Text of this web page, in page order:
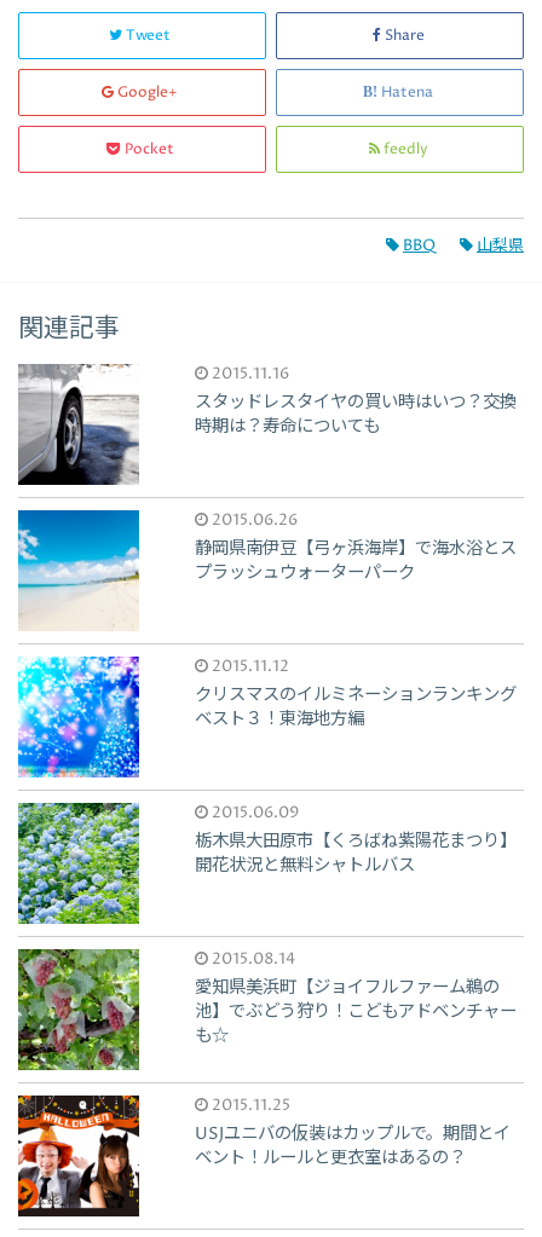
Tweet Share
Google+ Hatena
Pocket feedly
BBQ 山梨県
関連記事
2015.11.16
スタッドレスタイヤの買い時はいつ？交換
時期は？寿命についても
2015.06.26
静岡県南伊豆【弓ヶ浜海岸】で海水浴とス
プラッシュウォーターパーク
2015.11.12
クリスマスのイルミネーションランキング
ベスト３！東海地方編
2015.06.09
栃木県大田原市【くろばね紫陽花まつり】
開花状況と無料シャトルバス
2015.08.14
愛知県美浜町【ジョイフルファーム鵜の
池】でぶどう狩り！こどもアドベンチャー
も☆
2015.11.25
USJユニバの仮装はカップルで。期間とイ
ベント！ルールと更衣室はあるの？